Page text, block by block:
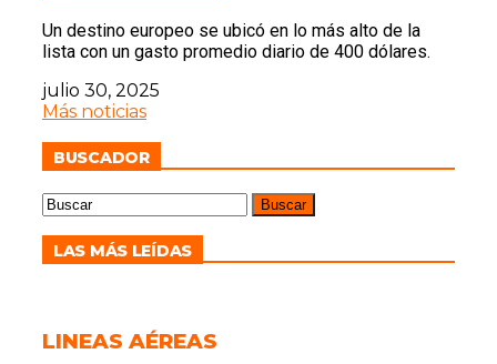
Un destino europeo se ubicó en lo más alto de la
lista con un gasto promedio diario de 400 dólares.
julio 30, 2025
Más noticias
BUSCADOR
LAS MÁS LEÍDAS
LINEAS AÉREAS